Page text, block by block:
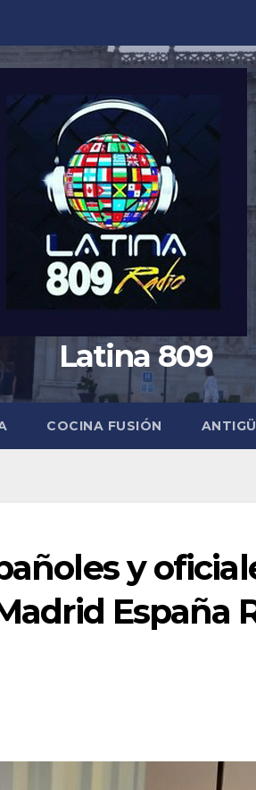
Latina 809
COCINA FUSIÓN
y
España